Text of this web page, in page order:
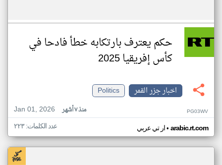
حكم يعترف بارتكابه خطأ فادحا في
كأس إفريقيا 2025
اخبار جزر القمر
Politics
Jan 01, 2026
منذ ٧ أشهر PG03WV
ار تي عربي• arabic.rt.com عدد الكلمات: ٢٢٣